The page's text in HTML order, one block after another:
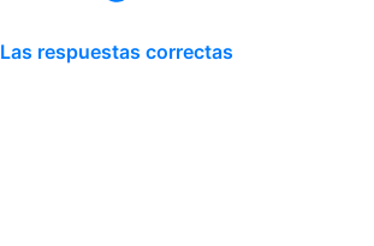
Las respuestas correctas